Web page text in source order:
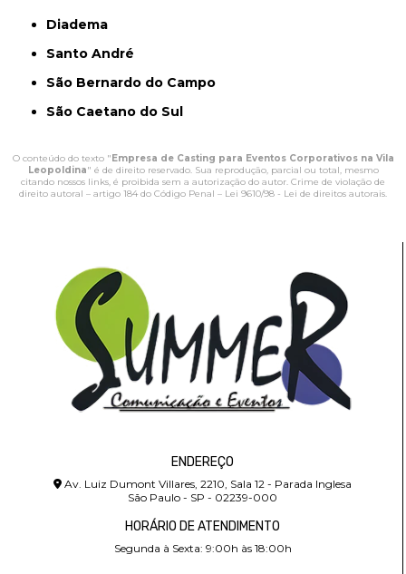
Diadema
Santo André
São Bernardo do Campo
São Caetano do Sul
O conteúdo do texto " Empresa de Casting para Eventos Corporativos na Vila
Leopoldina" é de direito reservado. Sua reprodução, parcial ou total, mesmo
citando nossos links, é proibida sem a autorização do autor. Crime de violação de
direito autoral – artigo 184 do Código Penal – Lei 9610/98 - Lei de direitos autorais.
ENDEREÇO
Av. Luiz Dumont Villares, 2210, Sala 12 - Parada Inglesa
São Paulo - SP - 02239-000
HORÁRIO DE ATENDIMENTO
Segunda à Sexta: 9:00h às 18:00h